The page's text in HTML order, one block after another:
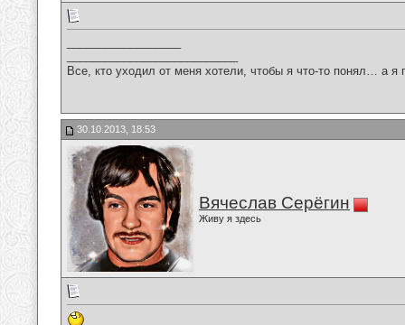
Все, кто уходил от меня хотели, чтобы я что-то понял… а
30.10.2013, 18:53
Вячеслав Серёгин
Живу я здесь